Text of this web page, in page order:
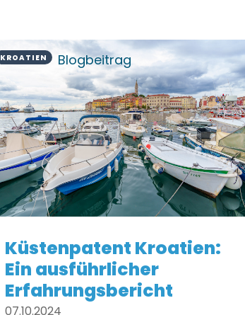
KROATIEN Blogbeitrag
Küstenpatent Kroatien:
Ein ausführlicher
Erfahrungsbericht
07.10.2024